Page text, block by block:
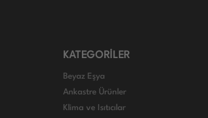
KATEGORİLER
Beyaz Eşya
Ankastre Ürünler
Klima ve Isıtıcılar